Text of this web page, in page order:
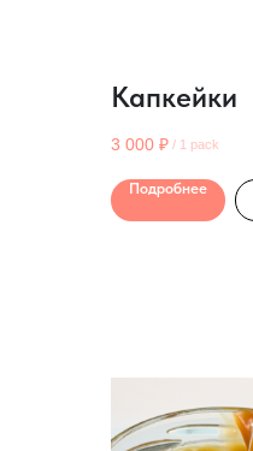
Капкейки
3 000 ₽ / 1 pack
Подробнее